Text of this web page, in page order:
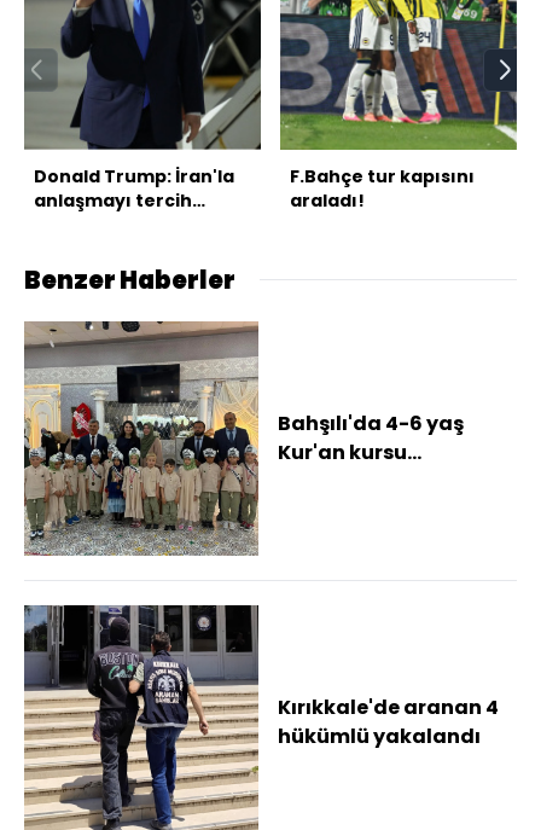
Donald Trump: İran'la
anlaşmayı tercih
F.Bahçe tur kapısını
araladı!
Benzer Haberler
Bahşılı'da 4-6 yaş
Kur'an kursu
Kırıkkale'de aranan 4
hükümlü yakalandı